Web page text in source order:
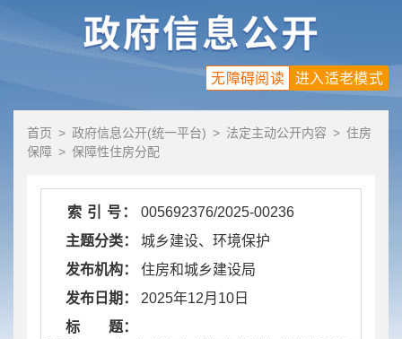
进入适老模式
无障碍阅读
首页 > 政府信息公开(统一平台) > 法定主动公开内容 > 住房
保障 > 保障性住房分配
索 引 号：
005692376/2025-00236
主题分类：
城乡建设、环境保护
发布机构：
住房和城乡建设局
发布日期：
2025年12月10日
标 题：